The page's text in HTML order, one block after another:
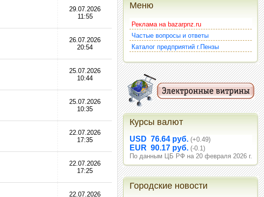
29.07.2026
11:55
26.07.2026
20:54
25.07.2026
10:44
25.07.2026
10:35
22.07.2026
17:35
22.07.2026
17:25
22.07.2026
Меню
Реклама на bazarpnz.ru
Частые вопросы и ответы
Каталог предприятий г.Пензы
Курсы валют
USD 76.64 руб. (+0.49)
EUR 90.17 руб. (-0.1)
По данным ЦБ РФ на 20 февраля 2026 г.
Городские новости